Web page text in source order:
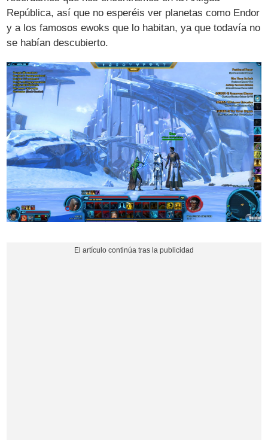
República, así que no esperéis ver planetas como Endor
y a los famosos ewoks que lo habitan, ya que todavía no
se habían descubierto.